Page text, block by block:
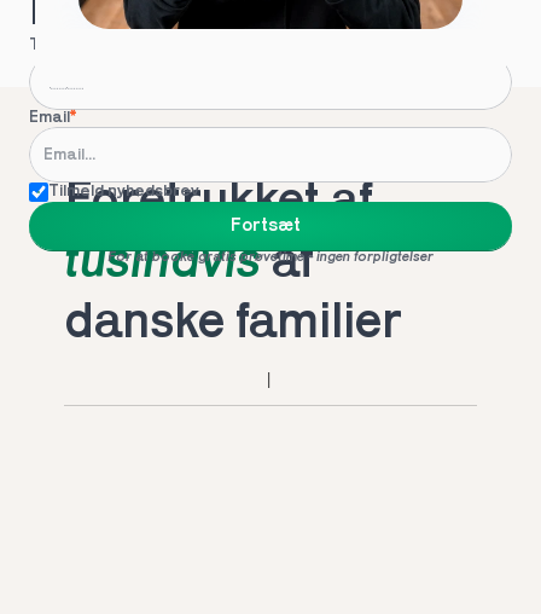
Hvordan kontakter vi dig?
Telefon
Email*
Tilmeld nyhedsbrev
Fortsæt
For at booke gratis prøvetime - ingen forpligtelser
Foretrukket af
tusindvis af
danske familier